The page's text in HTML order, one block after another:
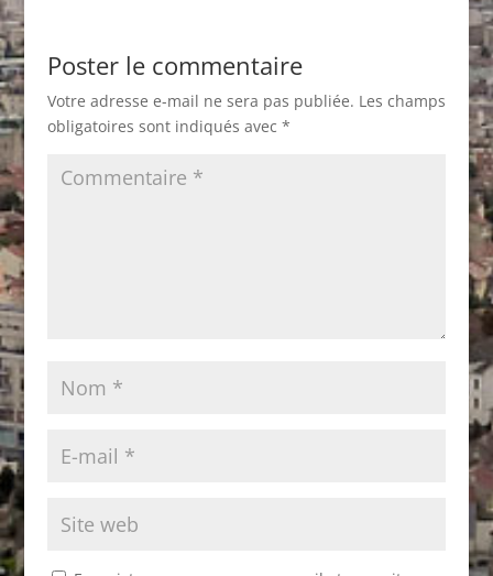
Poster le commentaire
Votre adresse e-mail ne sera pas publiée. Les champs
obligatoires sont indiqués avec *